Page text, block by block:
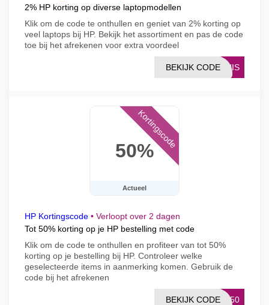
2% HP korting op diverse laptopmodellen
Klik om de code te onthullen en geniet van 2% korting op
veel laptops bij HP. Bekijk het assortiment en pas de code
toe bij het afrekenen voor extra voordeel
MUIS
BEKIJK CODE
50%
Actueel
Kortingscode
HP Kortingscode • Verloopt over 2 dagen
Tot 50% korting op je HP bestelling met code
Klik om de code te onthullen en profiteer van tot 50%
korting op je bestelling bij HP. Controleer welke
geselecteerde items in aanmerking komen. Gebruik de
code bij het afrekenen
AY50
BEKIJK CODE